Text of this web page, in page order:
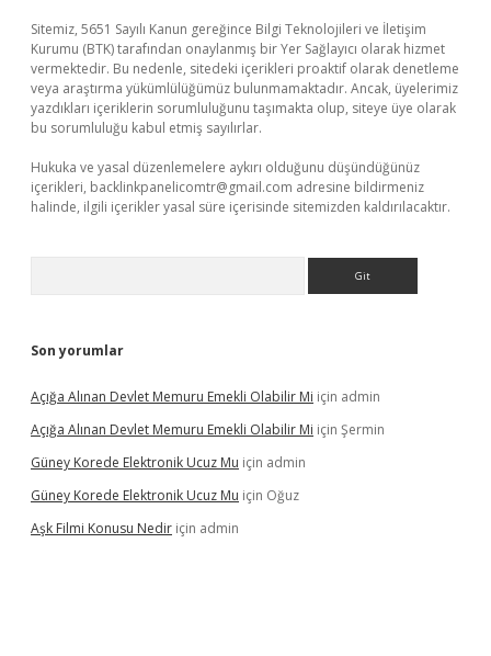
Sitemiz, 5651 Sayılı Kanun gereğince Bilgi Teknolojileri ve İletişim
Kurumu (BTK) tarafından onaylanmış bir Yer Sağlayıcı olarak hizmet
vermektedir. Bu nedenle, sitedeki içerikleri proaktif olarak denetleme
veya araştırma yükümlülüğümüz bulunmamaktadır. Ancak, üyelerimiz
yazdıkları içeriklerin sorumluluğunu taşımakta olup, siteye üye olarak
bu sorumluluğu kabul etmiş sayılırlar.
Hukuka ve yasal düzenlemelere aykırı olduğunu düşündüğünüz
içerikleri, backlinkpanelicomtr@gmail.com adresine bildirmeniz
halinde, ilgili içerikler yasal süre içerisinde sitemizden kaldırılacaktır.
Son yorumlar
Açığa Alınan Devlet Memuru Emekli Olabilir Mi için admin
Açığa Alınan Devlet Memuru Emekli Olabilir Mi için Şermin
Güney Korede Elektronik Ucuz Mu için admin
Güney Korede Elektronik Ucuz Mu için Oğuz
Aşk Filmi Konusu Nedir için admin